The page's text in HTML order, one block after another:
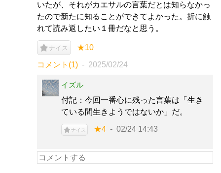
いたが、それがカエサルの言葉だとは知らなかっ
たので新たに知ることができてよかった。折に触
れて読み返したい１冊だなと思う。
ナイス ★10
コメント(1) 2025/02/24
イズル
付記：今回一番心に残った言葉は「生き
ている間生きようではないか」だ。
ナイス ★4 02/24 14:43